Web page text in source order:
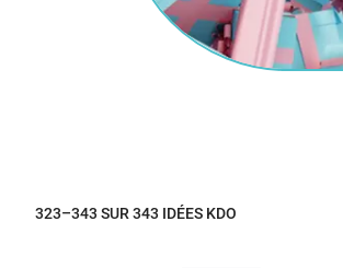
323–343 SUR 343 IDÉES KDO